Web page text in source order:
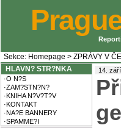
Sekce: Homepage > ZPRÁVY V
HLAVN? STR?NKA
·O N?S
·ZAM?STN?N?
·KNIHA N?V?T?V
·KONTAKT
·NA?E BANNERY
·SPAMME?I
14.